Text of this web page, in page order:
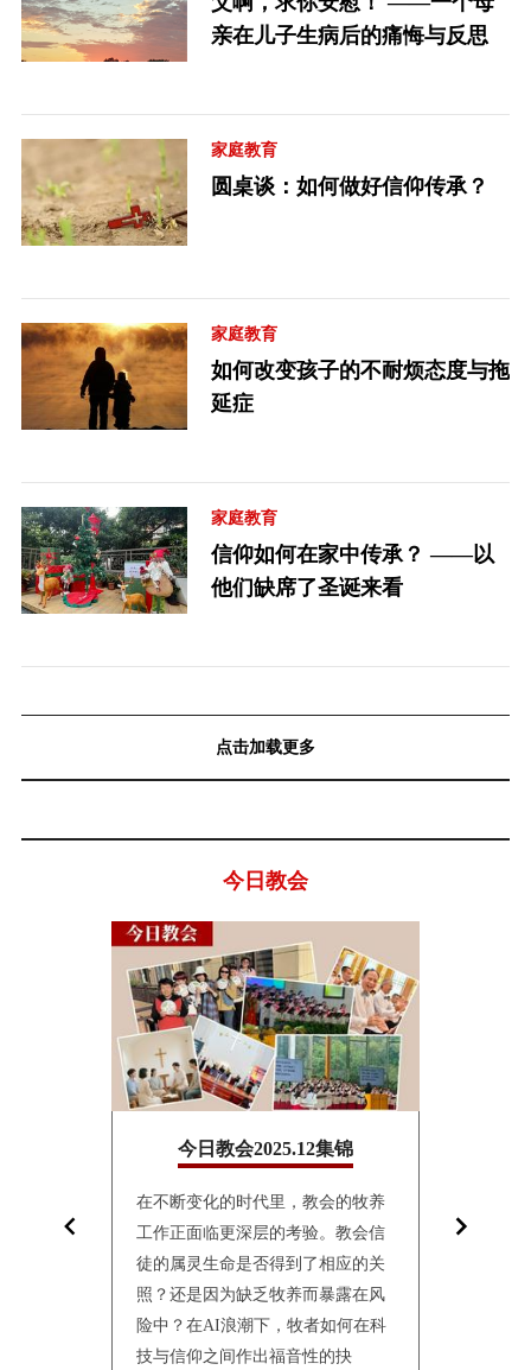
亲在儿子生病后的痛悔与反思
家庭教育
圆桌谈：如何做好信仰传承？
家庭教育
如何改变孩子的不耐烦态度与拖
延症
家庭教育
信仰如何在家中传承？ ——以
他们缺席了圣诞来看
点击加载更多
今日教会
“观察与
今日教会2025.12集锦
在不断变化的时代里，教会的牧养
工作正面临更深层的考验。教会信
徒的属灵生命是否得到了相应的关
照？还是因为缺乏牧养而暴露在风
险中？在AI浪潮下，牧者如何在科
技与信仰之间作出福音性的抉
联合会（